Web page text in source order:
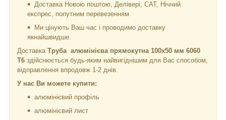
Доставка Новою поштою, Делівері, САТ, Нічний
експрес, попутним перевезенням
Ми цінують Ваш час і проводимо доставку
якнайшвидше.
Доставка Труба алюмінієва прямокутна 100х50 мм 6060
Т6 здійснюється будь-яким найвигіднішим для Вас способом,
відправлення впродовж 1-2 днів.
У нас Ви можете купити:
алюмінієвий профіль
алюмінієвий лист